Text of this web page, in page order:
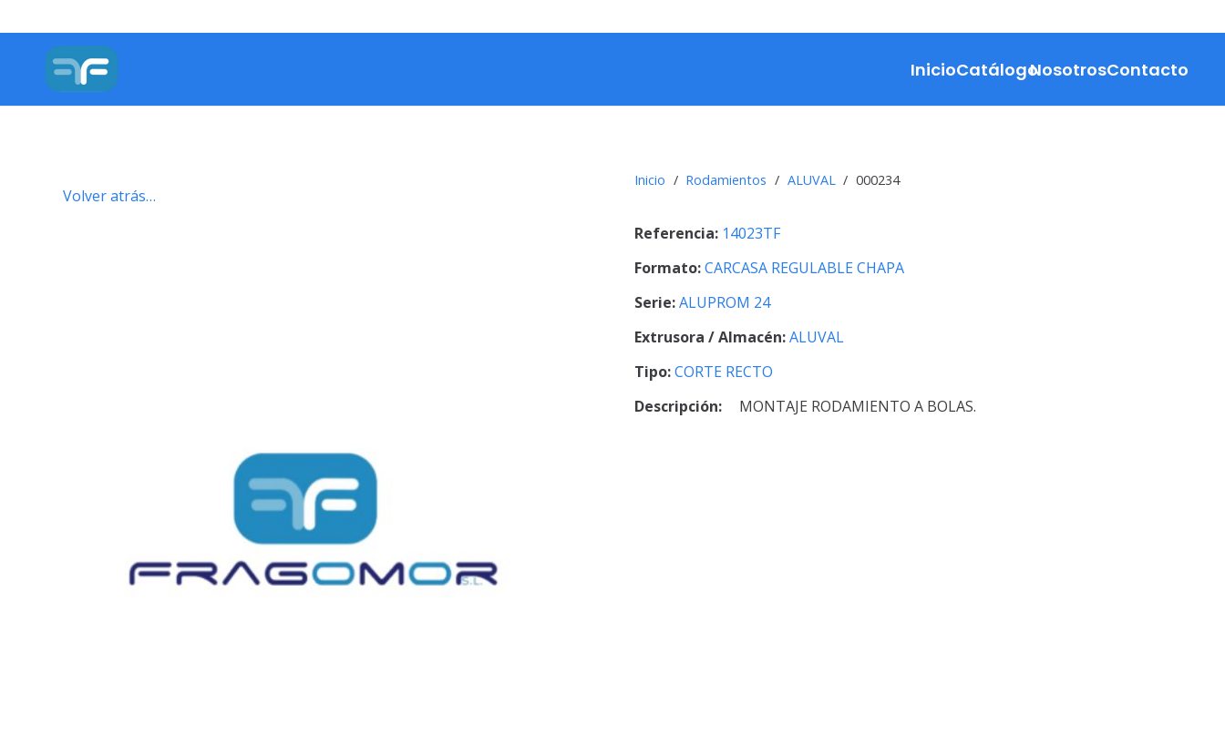
InicioCatálogoNosotrosContacto
Volver atrás…
Inicio / Rodamientos / ALUVAL / 000234
Referencia: 14023TF
Formato:CARCASA REGULABLE CHAPA
Serie:ALUPROM 24
Extrusora / Almacén:ALUVAL
Tipo:CORTE RECTO
Descripción:
MONTAJE RODAMIENTO A BOLAS.